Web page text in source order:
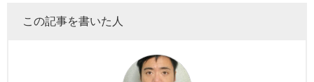
この記事を書いた人